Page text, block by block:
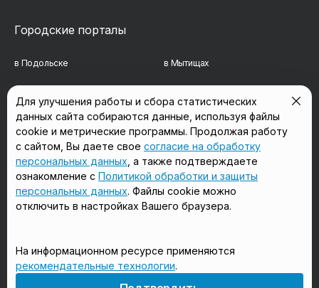
Городские порталы
в Подольске в Мытищах
в Реутове
в Сергиевом Посаде в Люберцах
в Красногорске в Королёве
в Домодедово в Щёлково
18+
Мы в соцсетях
Для улучшения работы и сбора статистических
данных сайта собираются данные, используя файлы
cookie и метрические программы. Продолжая работу
с сайтом, Вы даете свое согласие на обработку
персональных данных , а также подтверждаете
ознакомление с Политикой обработки и защиты
персональных данных. Файлы cookie можно
отключить в настройках Вашего браузера.
На информационном ресурсе применяются
рекомендательные технологии.